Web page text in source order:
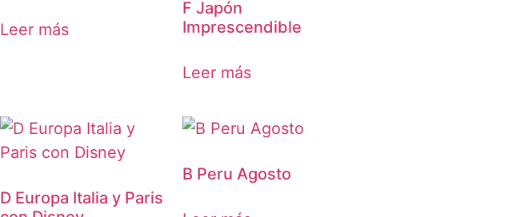
Leer más
F Japón
Imprescendible
Leer más
D Europa Italia y Paris
B Peru Agosto